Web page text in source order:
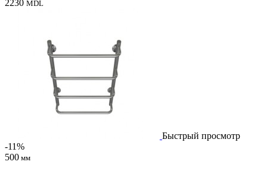
2230 MDL
Быстрый просмотр
-11%
500 мм